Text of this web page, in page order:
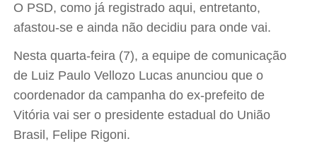
O PSD, como já registrado aqui, entretanto,
afastou-se e ainda não decidiu para onde vai.
Nesta quarta-feira (7), a equipe de comunicação
de Luiz Paulo Vellozo Lucas anunciou que o
coordenador da campanha do ex-prefeito de
Vitória vai ser o presidente estadual do União
Brasil, Felipe Rigoni.